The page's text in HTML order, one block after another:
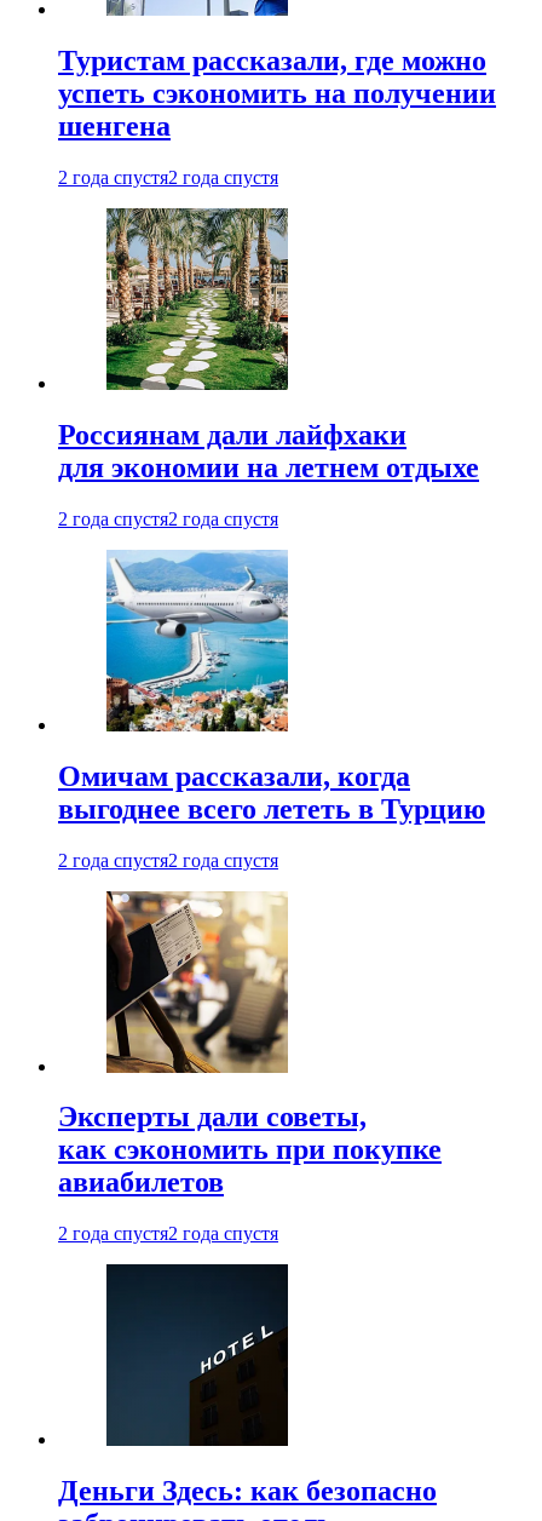
Туристам рассказали, где можно
успеть сэкономить на получении
шенгена
2 года спустя2 года спустя
Россиянам дали лайфхаки
для экономии на летнем отдыхе
2 года спустя2 года спустя
Омичам рассказали, когда
выгоднее всего лететь в Турцию
2 года спустя2 года спустя
Эксперты дали советы,
как сэкономить при покупке
авиабилетов
2 года спустя2 года спустя
Деньги Здесь: как безопасно